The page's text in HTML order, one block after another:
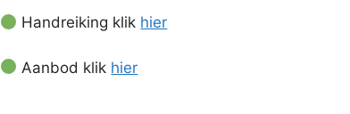
Handreiking klik hier
Aanbod klik hier